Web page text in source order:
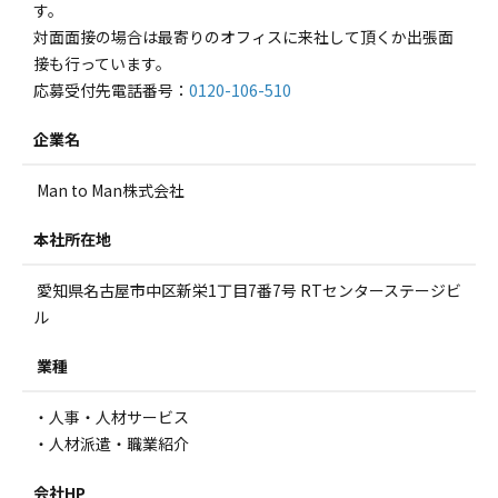
す。
対面面接の場合は最寄りのオフィスに来社して頂くか出張面
接も行っています。
応募受付先電話番号： 0120-106-510
企業名
Man to Man株式会社
本社所在地
愛知県名古屋市中区新栄1丁目7番7号 RTセンターステージビ
ル
業種
・人事・人材サービス
・人材派遣・職業紹介
会社HP